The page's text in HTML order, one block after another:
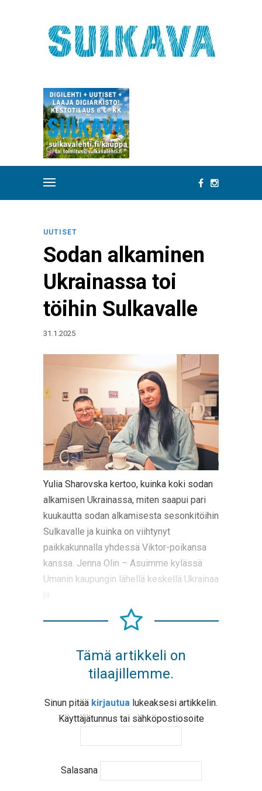
UUTISET
Sodan alkaminen
Ukrainassa toi
töihin Sulkavalle
31.1.2025
Yulia Sharovska kertoo, kuinka koki sodan
alkamisen Ukrainassa, miten saapui pari
kuukautta sodan alkamisesta sesonkitöihin
Sulkavalle ja kuinka on viihtynyt
paikkakunnalla yhdessä Viktor-poikansa
kanssa. Jenna Olin – Asuimme kylässä
Umanin kaupungin lähellä keskellä Ukrainaa
Tämä artikkeli on
tilaajillemme.
Sinun pitää kirjautua lukeaksesi artikkelin.
Käyttäjätunnus tai sähköpostiosoite
Salasana